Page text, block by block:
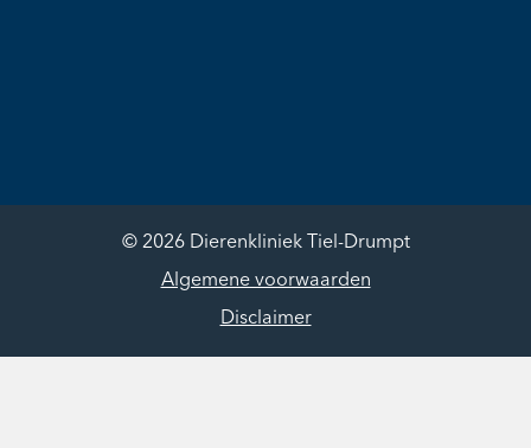
© 2026 Dierenkliniek Tiel-Drumpt
Algemene voorwaarden
Disclaimer